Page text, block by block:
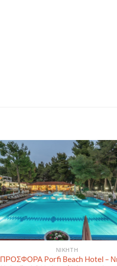
ΝΙΚΉΤΗ
ΠΡΟΣΦΟΡΑ Porfi Beach Hotel –